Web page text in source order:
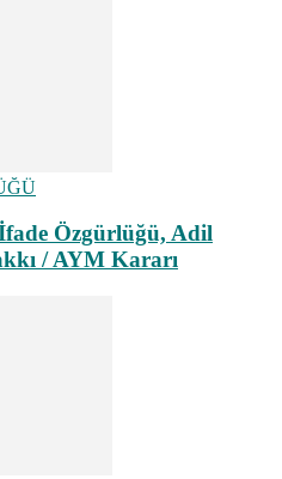
Özgürlüğü, Adil
/ AYM Kararı